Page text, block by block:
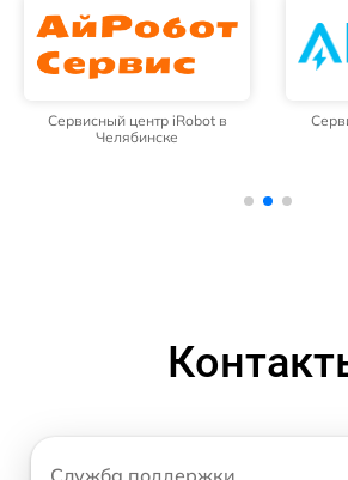
Сервисный центр iRobot в
Челябинске
Служба поддержки